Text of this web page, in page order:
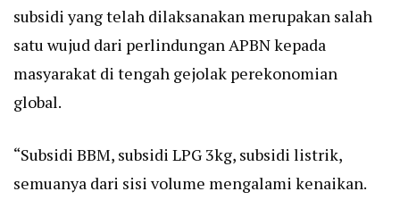
subsidi yang telah dilaksanakan merupakan salah
satu wujud dari perlindungan APBN kepada
masyarakat di tengah gejolak perekonomian
global.
“Subsidi BBM, subsidi LPG 3kg, subsidi listrik,
semuanya dari sisi volume mengalami kenaikan.